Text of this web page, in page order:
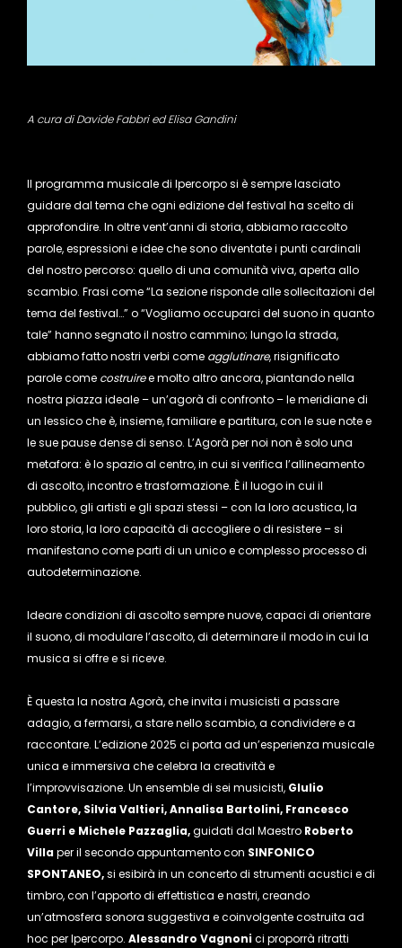
A cura di Davide Fabbri ed Elisa Gandini
Il programma musicale di Ipercorpo si è sempre lasciato
guidare dal tema che ogni edizione del festival ha scelto di
approfondire. In oltre vent’anni di storia, abbiamo raccolto
parole, espressioni e idee che sono diventate i punti cardinali
del nostro percorso: quello di una comunità viva, aperta allo
scambio. Frasi come “La sezione risponde alle sollecitazioni del
tema del festival…” o “Vogliamo occuparci del suono in quanto
tale” hanno segnato il nostro cammino; lungo la strada,
abbiamo fatto nostri verbi come agglutinare, risignificato
parole come costruiree molto altro ancora, piantando nella
nostra piazza ideale – un’agorà di confronto – le meridiane di
un lessico che è, insieme, familiare e partitura, con le sue note e
le sue pause dense di senso. L’Agorà per noi non è solo una
metafora: è lo spazio al centro, in cui si verifica l’allineamento
di ascolto, incontro e trasformazione. È il luogo in cui il
pubblico, gli artisti e gli spazi stessi – con la loro acustica, la
loro storia, la loro capacità di accogliere o di resistere – si
manifestano come parti di un unico e complesso processo di
autodeterminazione.
Ideare condizioni di ascolto sempre nuove, capaci di orientare
il suono, di modulare l’ascolto, di determinare il modo in cui la
musica si offre e si riceve.
È questa la nostra Agorà, che invita i musicisti a passare
adagio, a fermarsi, a stare nello scambio, a condividere e a
raccontare. L’edizione 2025 ci porta ad un’esperienza musicale
unica e immersiva che celebra la creatività e
l’improvvisazione. Un ensemble di sei musicisti, GIulio
Cantore, Silvia Valtieri, Annalisa Bartolini, Francesco
Guerri e Michele Pazzaglia,guidati dal Maestro Roberto
Villaper il secondo appuntamento con SINFONICO
SPONTANEO,si esibirà in un concerto di strumenti acustici e di
timbro, con l’apporto di effettistica e nastri, creando
un’atmosfera sonora suggestiva e coinvolgente costruita ad
hoc per Ipercorpo. Alessandro Vagnonici proporrà ritratti